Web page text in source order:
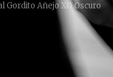
Gordito Añejo XO Oscuro